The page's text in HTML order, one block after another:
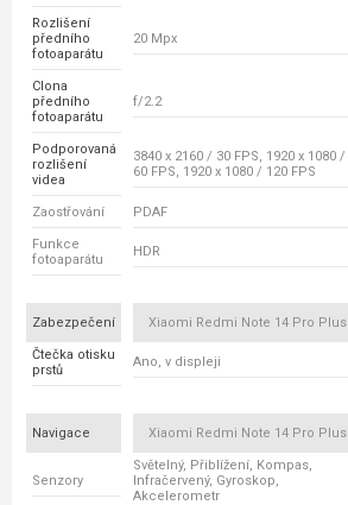
Rozlišení
předního
fotoaparátu
20 Mpx
Clona
předního
fotoaparátu
f/2.2
Podporovaná
rozlišení
videa
3840 x 2160 / 30 FPS, 1920 x 1080 /
60 FPS, 1920 x 1080 / 120 FPS
Zaostřování PDAF
Funkce
fotoaparátu
HDR
Zabezpečení Xiaomi Redmi Note 14 Pro Plus
Čtečka otisku
prstů
Ano, v displeji
Navigace Xiaomi Redmi Note 14 Pro Plus
Senzory
Světelný, Přiblížení, Kompas,
Infračervený, Gyroskop,
Akcelerometr